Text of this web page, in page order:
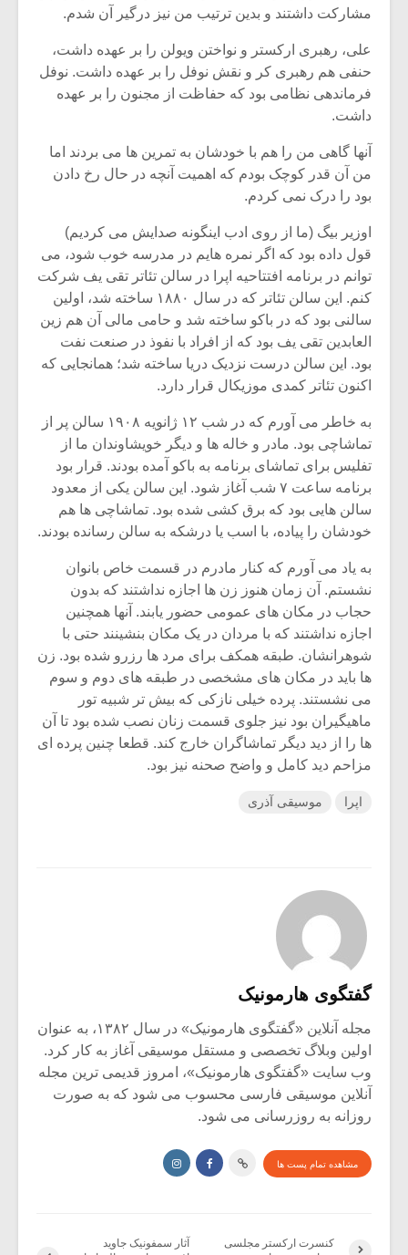
مشارکت داشتند و بدین ترتیب من نیز درگیر آن شدم.
علی، رهبری ارکستر و نواختن ویولن را بر عهده داشت،
حنفی هم رهبری کر و نقش نوفل را بر عهده داشت. نوفل
فرماندهی نظامی بود که حفاظت از مجنون را بر عهده
داشت.
آنها گاهی من را هم با خودشان به تمرین ها می بردند اما
من آن قدر کوچک بودم که اهمیت آنچه در حال رخ دادن
بود را درک نمی کردم.
اوزیر بیگ (ما از روی ادب اینگونه صدایش می کردیم)
قول داده بود که اگر نمره هایم در مدرسه خوب شود، می
توانم در برنامه افتتاحیه اپرا در سالن تئاتر تقی یف شرکت
کنم. این سالن تئاتر که در سال ۱۸۸۰ ساخته شد، اولین
سالنی بود که در باکو ساخته شد و حامی مالی آن هم زین
العابدین تقی یف بود که از افراد با نفوذ در صنعت نفت
بود. این سالن درست نزدیک دریا ساخته شد؛ همانجایی که
اکنون تئاتر کمدی موزیکال قرار دارد.
به خاطر می آورم که در شب ۱۲ ژانویه ۱۹۰۸ سالن پر از
تماشاچی بود. مادر و خاله ها و دیگر خویشاوندان ما از
تفلیس برای تماشای برنامه به باکو آمده بودند. قرار بود
برنامه ساعت ۷ شب آغاز شود. این سالن یکی از معدود
سالن هایی بود که برق کشی شده بود. تماشاچی ها هم
خودشان را پیاده، با اسب یا درشکه به سالن رسانده بودند.
به یاد می آورم که کنار مادرم در قسمت خاص بانوان
نشستم. آن زمان هنوز زن ها اجازه نداشتند که بدون
حجاب در مکان های عمومی حضور یابند. آنها همچنین
اجازه نداشتند که با مردان در یک مکان بنشینند حتی با
شوهرانشان. طبقه همکف برای مرد ها رزرو شده بود. زن
ها باید در مکان های مشخصی در طبقه های دوم و سوم
می نشستند. پرده خیلی نازکی که بیش تر شبیه تور
ماهیگیران بود نیز جلوی قسمت زنان نصب شده بود تا آن
ها را از دید دیگر تماشاگران خارج کند. قطعا چنین پرده ای
مزاحم دید کامل و واضح صحنه نیز بود.
اپرا موسیقی آذری
گفتگوی هارمونیک
مجله آنلاین «گفتگوی هارمونیک» در سال ۱۳۸۲، به عنوان
اولین وبلاگ تخصصی و مستقل موسیقی آغاز به کار کرد.
وب سایت «گفتگوی هارمونیک»، امروز قدیمی ترین مجله
آنلاین موسیقی فارسی محسوب می شود که به صورت
روزانه به روزرسانی می شود.
مشاهده تمام پست ها
آثار سمفونیک جاوید
کنسرت ارکستر مجلسی
متن فیلم «متری
اگر نمی توانی
مشهورترین باشی،
برگزار
موسیقی